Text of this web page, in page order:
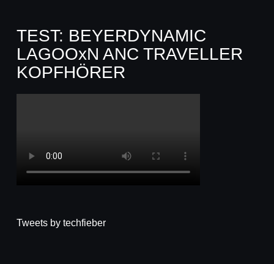
TEST: BEYERDYNAMIC
LAGOOxN ANC TRAVELLER
KOPFHÖRER
Tweets by techfieber